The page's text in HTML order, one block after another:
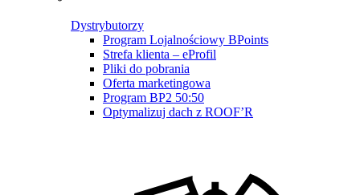
Dystrybutorzy
Program Lojalnościowy BPoints
Strefa klienta – eProfil
Pliki do pobrania
Oferta marketingowa
Program BP2 50:50
Optymalizuj dach z ROOF’R